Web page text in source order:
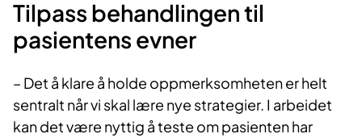
Tilpass behandlingen til
pasientens evner
– Det å klare å holde oppmerksomheten er helt
sentralt når vi skal lære nye strategier. I arbeidet
kan det være nyttig å teste om pasienten har